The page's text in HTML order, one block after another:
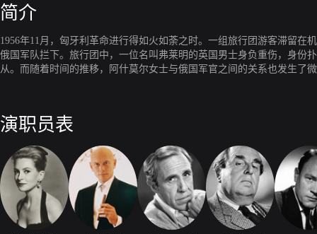
简介
1956年11月，匈牙利革命进行得如火如荼之时。一组旅行团游客滞留
俄国军队拦下。旅行团中，一位名叫弗莱明的英国男士身负重伤，身份
从。而随着时间的推移，阿什莫尔女士与俄国军官之间的关系也发生了
演职员表